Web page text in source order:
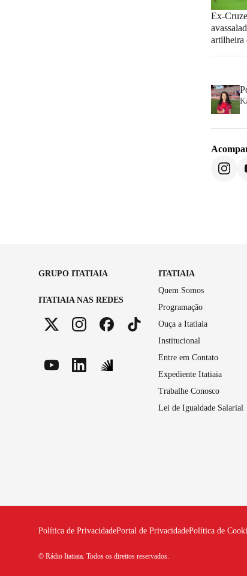
Ex-
artilheira
GRUPO ITATIAIA
ITATIAIA NAS REDES
ITATIAIA
Quem Somos
Programação
Ouça a Itatiaia
Institucional
Entre em Contato
Expediente Itatiaia
Trabalhe Conosco
Lei de Igualdade Salarial
Política de PrivacidadePortal de PrivacidadePolítica de
© Rádio Itatiaia. Todos os direitos reservados.